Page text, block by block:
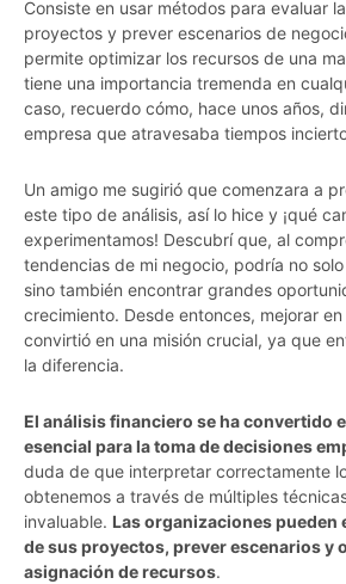
Consiste en usar métodos para evaluar
proyectos y prever escenarios de
permite optimizar los recursos de una
tiene una importancia tremenda en
caso, recuerdo cómo, hace unos años,
empresa que atravesaba tiempos
Un amigo me sugirió que comenzara a
este tipo de análisis, así lo hice y ¡qué
experimentamos! Descubrí que, al
tendencias de mi negocio, podría no
sino también encontrar grandes
crecimiento. Desde entonces, mejorar
convirtió en una misión crucial, ya que
la diferencia.
El análisis financiero se ha convertido
esencial para la toma de decisiones
duda de que interpretar correctamente
obtenemos a través de múltiples
invaluable. Las organizaciones pueden
de sus proyectos, prever escenarios y
asignación de recursos.